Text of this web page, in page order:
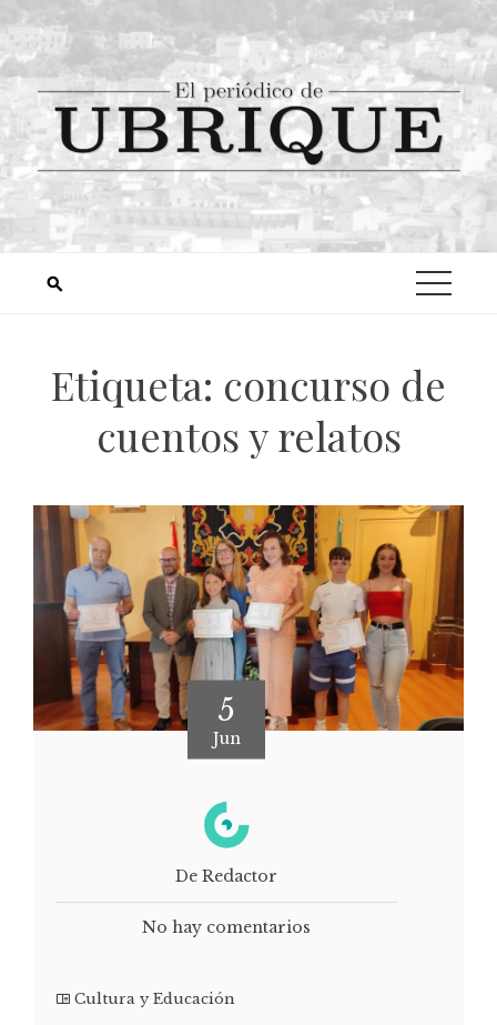
Etiqueta: concurso de
cuentos y relatos
5
Jun
De Redactor
No hay comentarios
Cultura y Educación